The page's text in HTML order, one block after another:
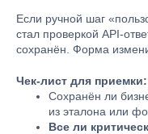
Если ручной шаг
стал проверкой API-
сохранён. Форма
Чек-лист для приемки:
Сохранён ли
из эталона или
Все ли